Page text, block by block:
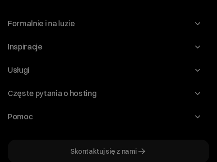
Formalnie i na luzie
O nas
Program Korzyści dla Inwestorów
Regulaminy i specyfikacje
Inspiracje
Blog
WordPress
Audyt stron
Usługi
Domeny
Hosting dla WooCommerce
Częste pytania o hosting
Jak przenieść stronę?
Pomoc
Skontaktuj się z nami